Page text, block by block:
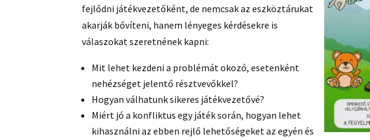
fejlődni játékvezetőként, de nemcsak az eszköztárukat
akarják bővíteni, hanem lényeges kérdésekre is
válaszokat szeretnének kapni:
Mit lehet kezdeni a problémát okozó, esetenként
nehézséget jelentő résztvevőkkel?
Hogyan válhatunk sikeres játékvezetővé?
Miért jó a konfliktus egy játék során, hogyan lehet
kihasználni az ebben rejlő lehetőségeket az egyén és